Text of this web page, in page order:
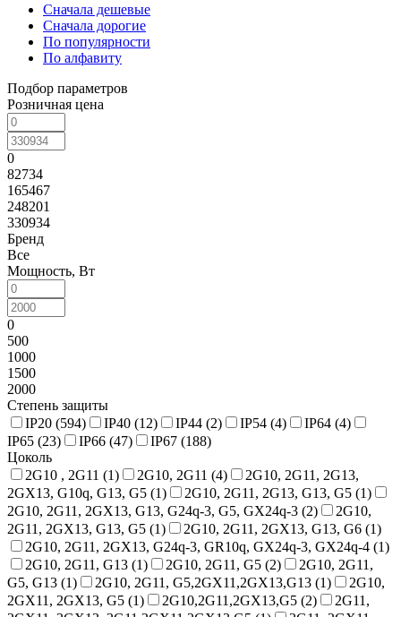
Сначала дешевые
Сначала дорогие
По популярности
По алфавиту
Подбор параметров
Розничная цена
0
82734
165467
248201
330934
Бренд
Все
Мощность, Вт
0
500
1000
1500
2000
Степень защиты
IP20 (594) IP40 (12) IP44 (2) IP54 (4) IP64 (4)
IP65 (23) IP66 (47) IP67 (188)
Цоколь
2G10 , 2G11 (1) 2G10, 2G11 (4)
2G10, 2G11, 2G13,
2GX13, G10q, G13, G5 (1) 2G10, 2G11, 2G13, G13, G5 (1)
2G10, 2G11, 2GX13, G13, G24q-3, G5, GX24q-3 (2)
2G10,
2G11, 2GX13, G13, G5 (1) 2G10, 2G11, 2GX13, G13, G6 (1)
2G10, 2G11, 2GX13, G24q-3, GR10q, GX24q-3, GX24q-4 (1)
2G10, 2G11, G13 (1) 2G10, 2G11, G5 (2)
2G10, 2G11,
G5, G13 (1) 2G10, 2G11, G5,2GX11,2GX13,G13 (1)
2G10,
2GX11, 2GX13, G5 (1) 2G10,2G11,2GX13,G5 (2)
2G11,